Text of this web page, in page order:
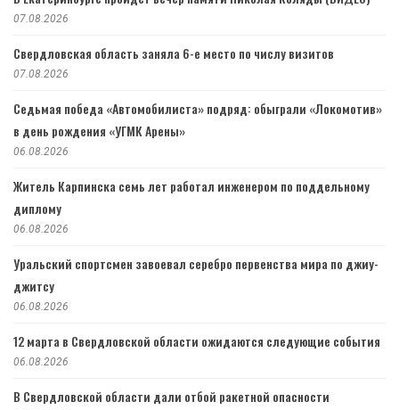
07.08.2026
Свердловская область заняла 6-е место по числу визитов
07.08.2026
Седьмая победа «Автомобилиста» подряд: обыграли «Локомотив»
в день рождения «УГМК Арены»
06.08.2026
Житель Карпинска семь лет работал инженером по поддельному
диплому
06.08.2026
Уральский спортсмен завоевал серебро первенства мира по джиу-
джитсу
06.08.2026
12 марта в Свердловской области ожидаются следующие события
06.08.2026
В Свердловской области дали отбой ракетной опасности